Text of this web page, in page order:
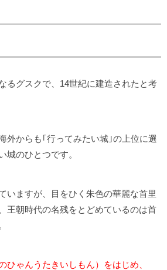
るグスクで、14世紀に建造されたと考
外からも｢行ってみたい城｣の上位に選
城のひとつです。
いますが、目をひく朱色の華麗な首里
王朝時代の名残をとどめているのは首
ひゃんうたきいしもん）をはじめ、